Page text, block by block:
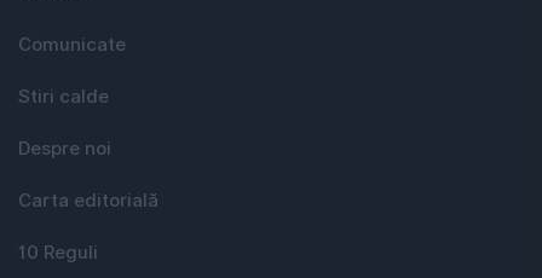
Comunicate
Stiri calde
Despre noi
Carta editorială
10 Reguli